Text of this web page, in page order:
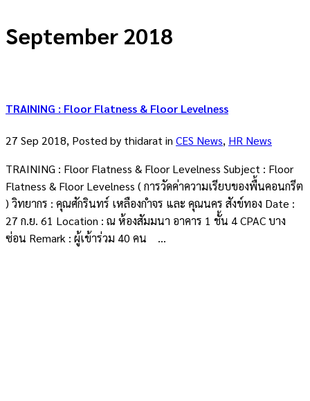
September 2018
TRAINING : Floor Flatness & Floor Levelness
27 Sep 2018, Posted by thidaratin CES News, HR News
TRAINING : Floor Flatness & Floor Levelness Subject : Floor
Flatness & Floor Levelness ( การวัดค่าความเรียบของพื้นคอนกรีต
) วิทยากร : คุณศักรินทร์ เหลืองกำจร และ คุณนคร สังข์ทอง Date :
27 ก.ย. 61 Location : ณ ห้องสัมมนา อาคาร 1 ชั้น 4 CPAC บาง
ซ่อน Remark : ผู้เข้าร่วม 40 คน ...